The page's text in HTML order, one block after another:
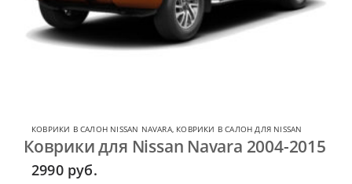
КОВРИКИ В САЛОН NISSAN NAVARA, КОВРИКИ В САЛОН ДЛЯ NISSAN
Коврики для Nissan Navara 2004-2015
2990 руб.